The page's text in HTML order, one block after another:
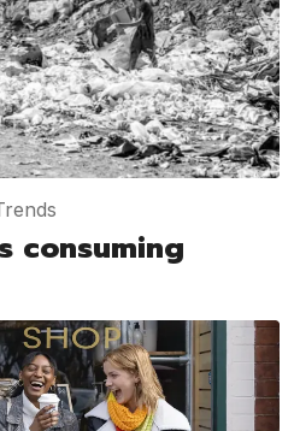
consuming